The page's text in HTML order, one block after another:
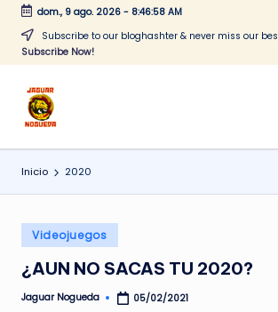
Saltar
dom., 9 ago. 2026- 8:46:58 AM
Subscribe to our bloghashter & never miss our
Subscribe Now!
J
a
g
a
r
N
CONTENIDO
Inicio 2020
Publicado
en
Videojuegos
¿AUN NO SACAS TU 2020?
Publicado
Jaguar Nogueda 05/02/2021